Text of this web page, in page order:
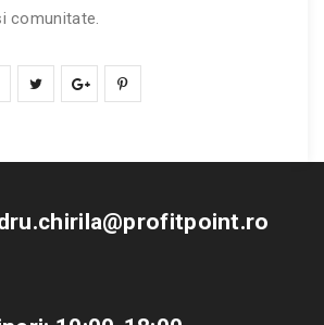
comunitate.